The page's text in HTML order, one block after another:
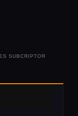
SUBCRIPTOR